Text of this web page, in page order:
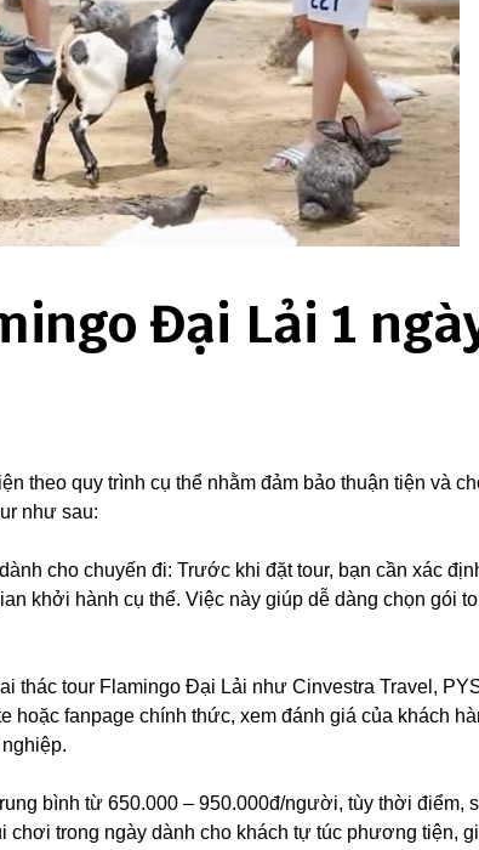
Đại Lải 1
theo quy trình cụ thể nhằm đảm bảo thuận tiện và
như sau:
cho chuyến đi: Trước khi đặt tour, bạn cần xác
khởi hành cụ thể. Việc này giúp dễ dàng chọn gói
thác tour Flamingo Đại Lải như Cinvestra Travel,
hoặc fanpage chính thức, xem đánh giá của khách
bình từ 650.000 – 950.000đ/người, tùy thời điểm,
chơi trong ngày dành cho khách tự túc phương tiện,